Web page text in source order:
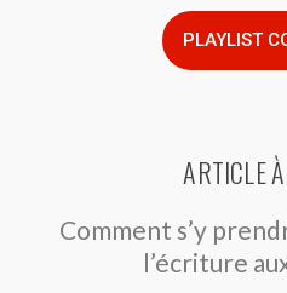
PLAYLIST
ARTICLE
Comment s’y
l’écriture